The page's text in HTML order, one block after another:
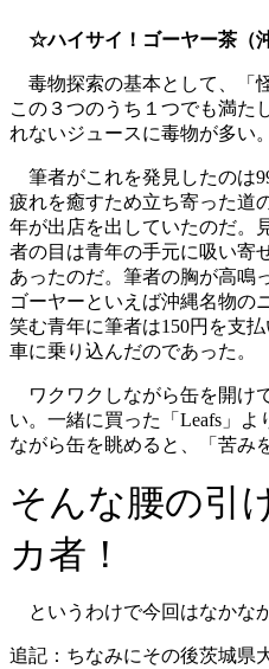
☆ハイサイ！ゴーヤー茶（
毒物探索の基本として、「
この３つのうち１つでも満た
れないジュースに毒物が多い。
筆者がこれを発見したのは
疲れを癒すため立ち寄った道
年が出店を出していたのだ。
者の目は青年の手元に吸い寄
あったのだ。筆者の胸が高鳴
ゴーヤーといえば沖縄名物の
笑む青年に筆者は150円を支
車に乗り込んだのであった。
ワクワクしながら缶を開け
い。一緒に買った「Leafs」
ながら缶を眺めると、「苦
そんな腰の引
カ者！
というわけで今回はなかな
追記：ちなみにその後茨城県